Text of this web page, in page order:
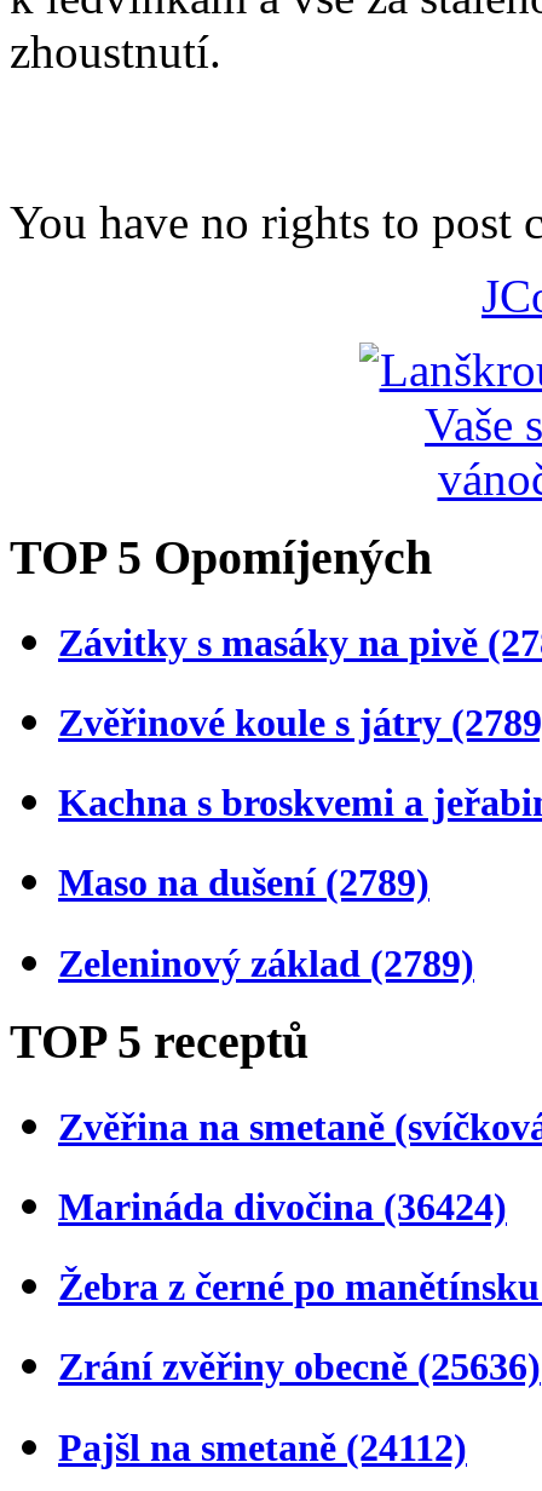
zhoustnutí.
You have no rights to post
TOP 5 Opomíjených
Závitky s masáky na pivě
Zvěřinové koule s játry
Kachna s broskvemi a
Maso na dušení (2789)
Zeleninový základ (2789)
TOP 5 receptů
Zvěřina na smetaně
Marináda divočina (36424)
Žebra z černé po
Zrání zvěřiny obecně (25636)
Pajšl na smetaně (24112)